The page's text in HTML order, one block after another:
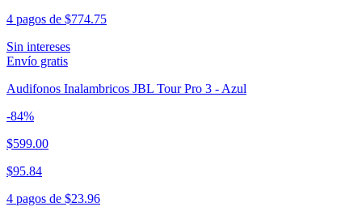
4 pagos de $774.75
Sin intereses
Envío gratis
Audifonos Inalambricos JBL Tour Pro 3 - Azul
-84%
$599.00
$95.84
4 pagos de $23.96